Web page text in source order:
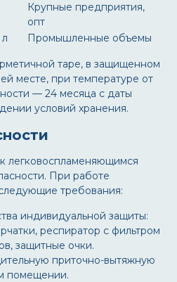
Крупные предприятия,
опт
Промышленные объемы
таре, в защищенном
месте, при температуре от
— 24 месяца с даты
условий хранения.
легковоспламеняющимся
При работе
требования:
индивидуальной защиты:
респиратор с фильтром
защитные очки.
приточно-вытяжную
помещении.